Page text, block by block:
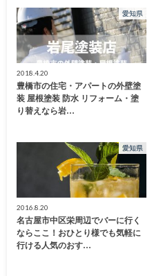
愛知県
2018.4.20
豊橋市の住宅・アパートの外壁塗
装 屋根塗装 防水 リフォーム・塗
り替えなら岩…
愛知県
2016.8.20
名古屋市中区栄周辺でバーに行く
ならここ！おひとり様でも気軽に
行ける人気のおす…